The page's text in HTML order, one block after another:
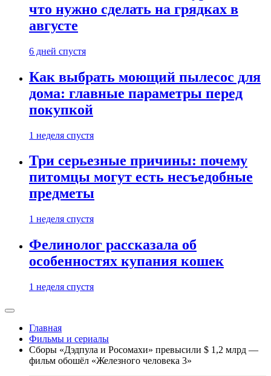
что нужно сделать на грядках в
августе
6 дней спустя
Как выбрать моющий пылесос для
дома: главные параметры перед
покупкой
1 неделя спустя
Три серьезные причины: почему
питомцы могут есть несъедобные
предметы
1 неделя спустя
Фелинолог рассказала об
особенностях купания кошек
1 неделя спустя
Главная
Фильмы и сериалы
Сборы «Дэдпула и Росомахи» превысили $ 1,2 млрд —
фильм обошёл «Железного человека 3»